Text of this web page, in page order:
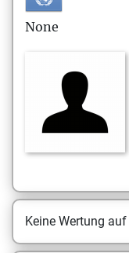
None
Keine Wertung auf